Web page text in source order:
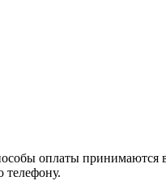
оплаты
телефону.